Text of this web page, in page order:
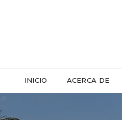
INICIO ACERCA DE